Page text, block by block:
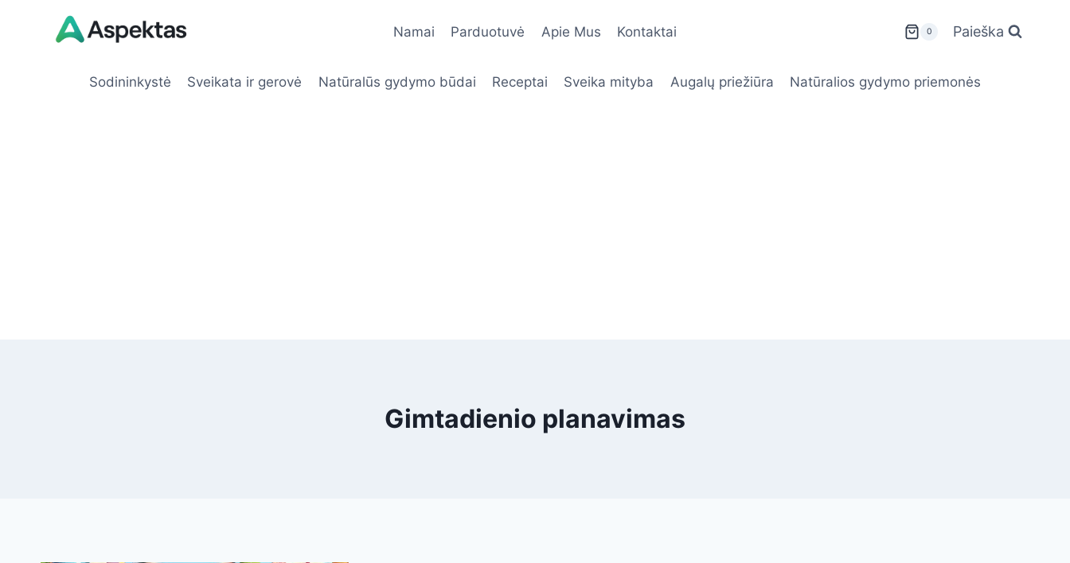
Namai Parduotuvė Apie Mus Kontaktai 0 Paieška
Sodininkystė Sveikata ir gerovė Natūralūs gydymo būdai Receptai Sveika mityba Augalų priežiūra Natūralios gydymo priemonės
Gimtadienio planavimas